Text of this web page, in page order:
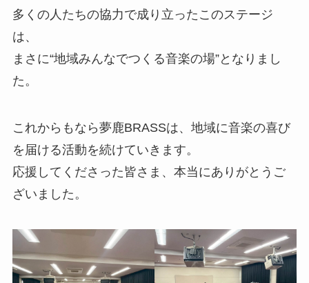
多くの人たちの協力で成り立ったこのステージ
は、
まさに“地域みんなでつくる音楽の場”となりまし
た。
これからもなら夢鹿BRASSは、地域に音楽の喜び
を届ける活動を続けていきます。
応援してくださった皆さま、本当にありがとうご
ざいました。